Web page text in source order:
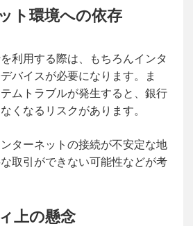
ト環境への依存
利用する際は、もちろんインタ
バイスが必要になります。ま
ムトラブルが発生すると、銀行
くなるリスクがあります。
ターネットの接続が不安定な地
取引ができない可能性などが考
上の懸念